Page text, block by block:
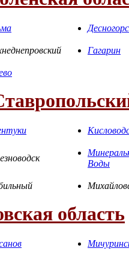
Гагарин
Воды
область